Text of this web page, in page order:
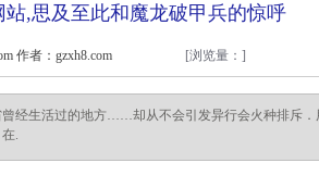
站,思及至此和魔龙破甲兵的惊呼
作者：gzxh8.com [浏览量： ]
经生活过的地方……却从不会引发异行会火种排斥．
.